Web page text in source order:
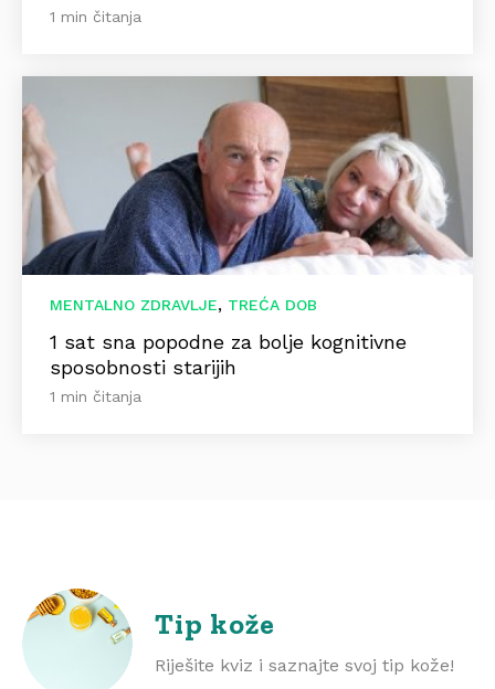
1 min čitanja
MENTALNO ZDRAVLJE, TREĆA DOB
1 sat sna popodne za bolje kognitivne
sposobnosti starijih
1 min čitanja
Tip kože
Riješite kviz i saznajte svoj tip kože!